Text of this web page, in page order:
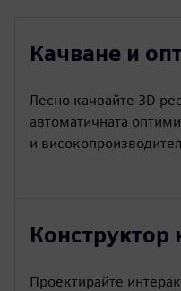
Качване и
Лесно качвайте 3D
автоматичната
и
Конструктор
Проектирайте